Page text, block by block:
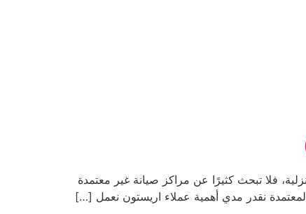
فلا تبحث كثيرًا عن مراكز صيانة غير معتمدة
نقدر مدي أهمية عملاء اريستون نعمل […]